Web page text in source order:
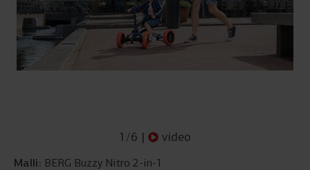
1 /6 | video
Malli: BERG Buzzy Nitro 2-in-1